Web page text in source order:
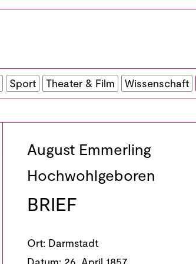
Sport Theater & Film Wissenschaft
August Emmerling
Hochwohlgeboren
BRIEF
Ort: Darmstadt